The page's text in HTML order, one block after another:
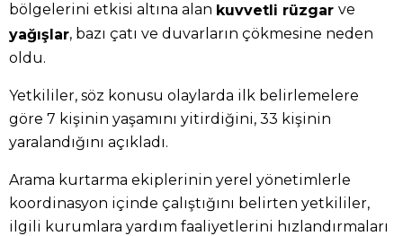
bölgelerini etkisi altına alan kuvvetli rüzgar ve
yağışlar, bazı çatı ve duvarların çökmesine neden
oldu.
Yetkililer, söz konusu olaylarda ilk belirlemelere
göre 7 kişinin yaşamını yitirdiğini, 33 kişinin
yaralandığını açıkladı.
Arama kurtarma ekiplerinin yerel yönetimlerle
koordinasyon içinde çalıştığını belirten yetkililer,
ilgili kurumlara yardım faaliyetlerini hızlandırmaları